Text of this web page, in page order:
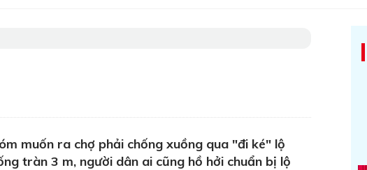
muốn ra chợ phải chống xuồng qua "đi ké" lộ
tràn 3 m, người dân ai cũng hồ hởi chuẩn bị lộ